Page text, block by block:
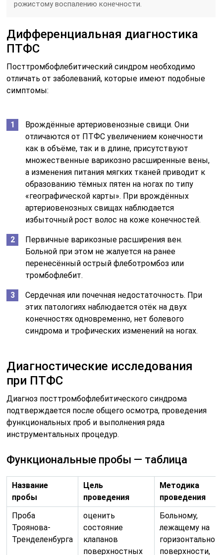
рожистому воспалению конечности.
Дифференциальная диагностика
ПТФС
Посттромбофлебитический синдром необходимо
отличать от заболеваний, которые имеют подобные
симптомы:
Врождённые артериовенозные свищи. Они
отличаются от ПТФС увеличением конечности
как в объёме, так и в длине, присутствуют
множественные варикозно расширенные вены,
а изменения питания мягких тканей приводит к
образованию тёмных пятен на ногах по типу
«географической карты». При врождённых
артериовенозных свищах наблюдается
избыточный рост волос на коже конечностей.
Первичные варикозные расширения вен.
Больной при этом не жалуется на ранее
перенесённый острый флеботромбоз или
тромбофлебит.
Сердечная или почечная недостаточность. При
этих патологиях наблюдается отёк на двух
конечностях одновременно, нет болевого
синдрома и трофических изменений на ногах.
Диагностические исследования
при ПТФС
Диагноз посттромбофлебитического синдрома
подтверждается после общего осмотра, проведения
функциональных проб и выполнения ряда
инструментальных процедур.
Функциональные пробы — таблица
Название
пробы
Цель
проведения
Методика
проведения
Проба
Троянова-
Тренделенбурга
оценить
состояние
клапанов
поверхностных
Больному,
лежащему на
горизонтальной
поверхности,